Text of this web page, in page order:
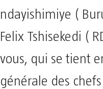
ndayishimiye (
Felix Tshisekedi (
vous, qui se tient
générale des